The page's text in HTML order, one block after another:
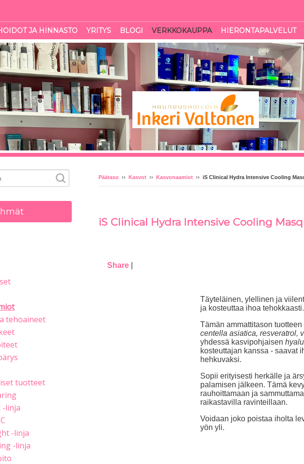
JA HINNASTO YRITYS BLOGI VERKKOKAUPPA HIERONTAPALVELUT
Päätaso ›› Kasvot ›› Kasvonaamiot ›› iS Clinical Hydra Intensive Cooling
iS Clinical Hydra Intensive Cooling
Share
Täyteläinen, ylellinen ja
ja kosteuttaa ihoa tehokkaasti.
Tämän ammattitason
centella asiatica, resveratrol,
yhdessä kasvipohjaisen
kosteuttajan kanssa - saavat
hehkuvaksi.
Sopii erityisesti herkälle ja
palamisen jälkeen. Tämä
rauhoittamaan ja
raikastavilla ravinteillaan.
Voidaan joko poistaa iholta
yön yli.
tehoaineet
tuotteet
-linja
-linja
-linja